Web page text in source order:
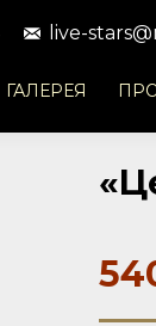
live-
ГАЛЕРЕЯ